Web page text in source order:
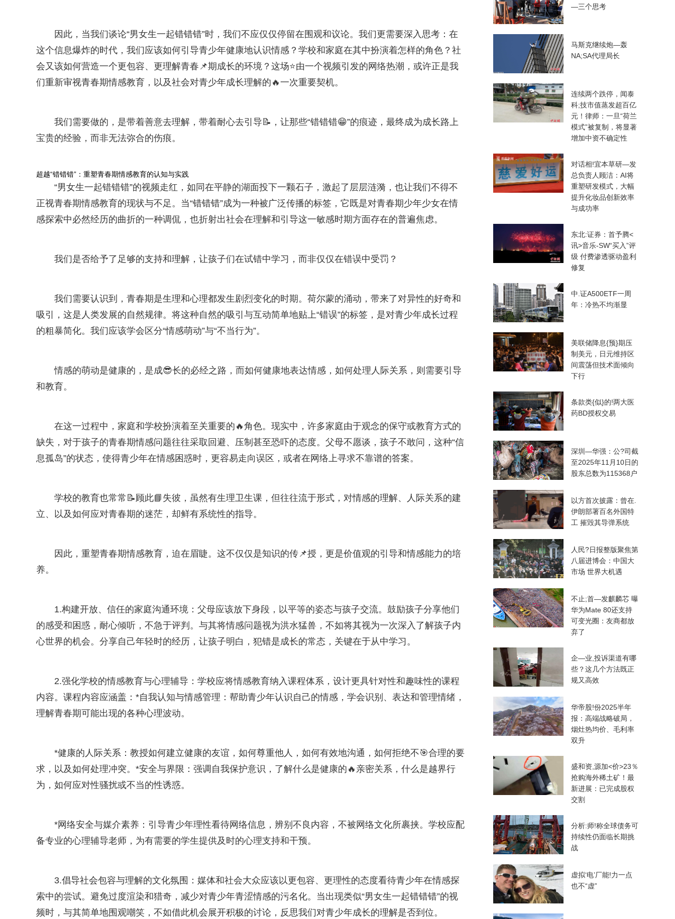
因此，当我们谈论“男女生一起错错错”时，我们不应仅仅停留在围观和议论。我们更需要深入思考：在
这个信息爆炸的时代，我们应该如何引导青少年健康地认识情感？学校和家庭在其中扮演着怎样的角色？社
会又该如何营造一个更包容、更理解青春📌期成长的环境？这场⭐由一个视频引发的网络热潮，或许正是我
们重新审视青春期情感教育，以及社会对青少年成长理解的🔥一次重要契机。
我们需要做的，是带着善意去理解，带着耐心去引导📝，让那些“错错错😁”的痕迹，最终成为成长路上
宝贵的经验，而非无法弥合的伤痕。
超越“错错错”：重塑青春期情感教育的认知与实践
“男女生一起错错错”的视频走红，如同在平静的湖面投下一颗石子，激起了层层涟漪，也让我们不得不
正视青春期情感教育的现状与不足。当“错错错”成为一种被广泛传播的标签，它既是对青春期少年少女在情
感探索中必然经历的曲折的一种调侃，也折射出社会在理解和引导这一敏感时期方面存在的普遍焦虑。
我们是否给予了足够的支持和理解，让孩子们在试错中学习，而非仅仅在错误中受罚？
我们需要认识到，青春期是生理和心理都发生剧烈变化的时期。荷尔蒙的涌动，带来了对异性的好奇和
吸引，这是人类发展的自然规律。将这种自然的吸引与互动简单地贴上“错误”的标签，是对青少年成长过程
的粗暴简化。我们应该学会区分“情感萌动”与“不当行为”。
情感的萌动是健康的，是成😎长的必经之路，而如何健康地表达情感，如何处理人际关系，则需要引导
和教育。
在这一过程中，家庭和学校扮演着至关重要的🔥角色。现实中，许多家庭由于观念的保守或教育方式的
缺失，对于孩子的青春期情感问题往往采取回避、压制甚至恐吓的态度。父母不愿谈，孩子不敢问，这种“信
息孤岛”的状态，使得青少年在情感困惑时，更容易走向误区，或者在网络上寻求不靠谱的答案。
学校的教育也常常📝顾此📘失彼，虽然有生理卫生课，但往往流于形式，对情感的理解、人际关系的建
立、以及如何应对青春期的迷茫，却鲜有系统性的指导。
因此，重塑青春期情感教育，迫在眉睫。这不仅仅是知识的传📌授，更是价值观的引导和情感能力的培
养。
1.构建开放、信任的家庭沟通环境：父母应该放下身段，以平等的姿态与孩子交流。鼓励孩子分享他们
的感受和困惑，耐心倾听，不急于评判。与其将情感问题视为洪水猛兽，不如将其视为一次深入了解孩子内
心世界的机会。分享自己年轻时的经历，让孩子明白，犯错是成长的常态，关键在于从中学习。
2.强化学校的情感教育与心理辅导：学校应将情感教育纳入课程体系，设计更具针对性和趣味性的课程
内容。课程内容应涵盖：*自我认知与情感管理：帮助青少年认识自己的情感，学会识别、表达和管理情绪，
理解青春期可能出现的各种心理波动。
*健康的人际关系：教授如何建立健康的友谊，如何尊重他人，如何有效地沟通，如何拒绝不🎯合理的要
求，以及如何处理冲突。*安全与界限：强调自我保护意识，了解什么是健康的🔥亲密关系，什么是越界行
为，如何应对性骚扰或不当的性诱惑。
*网络安全与媒介素养：引导青少年理性看待网络信息，辨别不良内容，不被网络文化所裹挟。学校应配
备专业的心理辅导老师，为有需要的学生提供及时的心理支持和干预。
3.倡导社会包容与理解的文化氛围：媒体和社会大众应该以更包容、更理性的态度看待青少年在情感探
索中的尝试。避免过度渲染和猎奇，减少对青少年青涩情感的污名化。当出现类似“男女生一起错错错”的视
频时，与其简单地围观嘲笑，不如借此机会展开积极的讨论，反思我们对青少年成长的理解是否到位。
—三个思考
马斯克继续炮—轰
NA;SA代理局长
连续两个跌停，闻泰
科;技市值蒸发超百亿
元！律师：一旦“荷兰
模式”被复制，将显著
增加中资不确定性
对话相!宜本草研—发
总负责人顾洁：AI将
重塑研发模式，大幅
提升化妆品创新效率
与成功率
东北:证券：首予腾<
讯>音乐-SW“买入”评
级 付费渗透驱动盈利
修复
中.证A500ETF一周
年：冷热不均渐显
美联储降息{预}期压
制美元，日元维持区
间震荡但技术面倾向
下行
条款类{似}的!两大医
药BD授权交易
深圳—华强：公?司截
至2025年11月10日的
股东总数为115368户
以方首次披露：曾在.
伊朗部署百名外国特
工 摧毁其导弹系统
人民?日报整版聚焦第
八届进博会：中国大
市场 世界大机遇
不止;首—发麒麟芯 曝
华为Mate 80还支持
可变光圈：友商都放
弃了
企—业,投诉渠道有哪
些？这几个方法既正
规又高效
华帝股!份2025半年
报：高端战略破局，
烟灶热均价、毛利率
双升
盛和资,源加<价>23％
抢购海外稀土矿！最
新进展：已完成股权
交割
分析:师!称全球债务可
持续性仍面临长期挑
战
虚拟‘电’厂能!力一点
也不“虚”